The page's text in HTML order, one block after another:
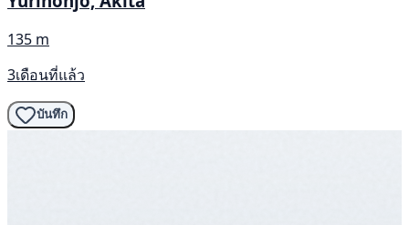
135 m
3เดือนที่แล้ว
บันทึก